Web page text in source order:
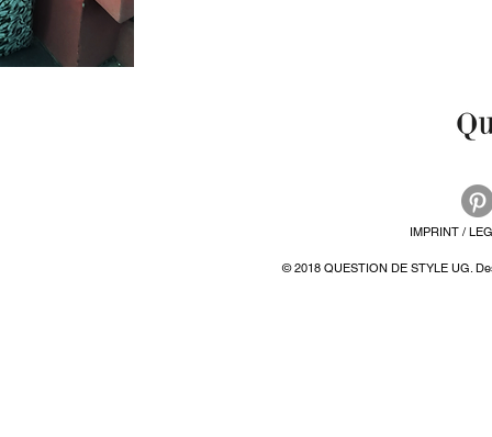
IMPRINT /
© 2018 QUESTION DE STYLE UG.